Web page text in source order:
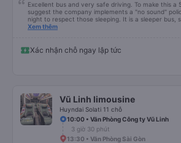
Excellent bus and very safe driving. To make this a
suggest the company implements a "no sound"
night to respect those sleeping. It is a sleeper bus,
please display the Wi-Fi password clearly inside the
quy định rõ ràng về việc giữ im lặng (tắt âm thanh
để tránh làm phiền hành khách khác ngủ. Ngoài ra,
khẩu Wi-Fi trong xe để hành khách dễ dàng sử
Xem thêm
Xác nhận chỗ ngay lập tức
Vũ Linh limousine
Huyndai Solati 11 chỗ
10:00 • Văn Phòng Công ty Vũ Linh
3 giờ 30 phút
13:30 • Văn Phòng Sài Gòn